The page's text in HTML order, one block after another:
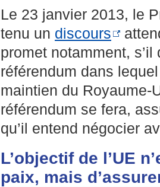
Le 23 janvier 2013, le
tenu un discours
promet notamment,
référendum dans
maintien du Royaume-
référendum se fera,
qu’il entend négocier
L’objectif de l’UE
paix, mais